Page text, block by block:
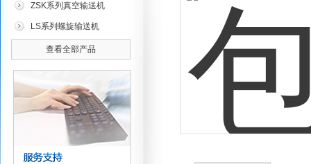
ZSK系列真空输送机
LS系列螺旋输送机
查看全部产品